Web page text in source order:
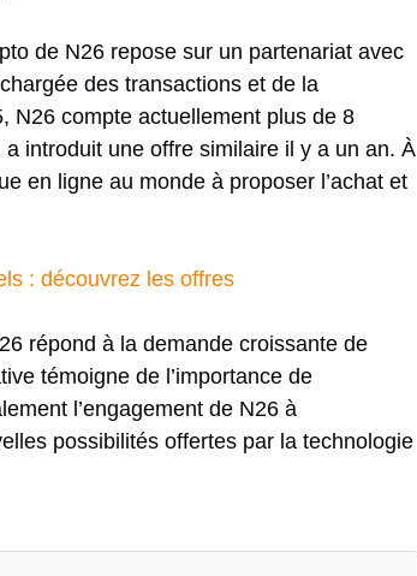
de N26 repose sur un partenariat avec
des transactions et de la
N26 compte actuellement plus de 8
a introduit une offre similaire il y a un an. À
en ligne au monde à proposer l’achat et
: découvrez les offres
répond à la demande croissante de
témoigne de l’importance de
l’engagement de N26 à
possibilités offertes par la technologie